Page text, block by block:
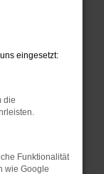
deine
einem
eingesetzt:
die
Funktionalität
wie Google